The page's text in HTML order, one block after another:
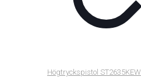
Högtryckspistol ST2635KEW